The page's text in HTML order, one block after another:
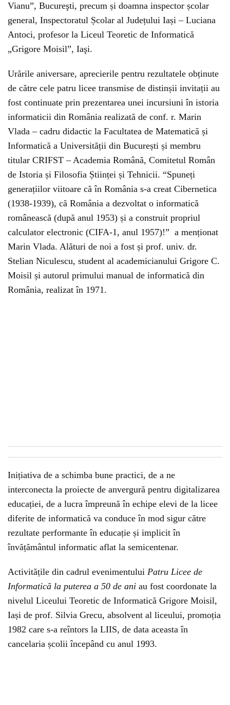
Vianu”, Bucureşti, precum și doamna inspector școlar
general, Inspectoratul Școlar al Județului Iași – Luciana
Antoci, profesor la Liceul Teoretic de Informatică
„Grigore Moisil”, Iaşi.
Urările aniversare, aprecierile pentru rezultatele obținute
de către cele patru licee transmise de distinșii invitații au
fost continuate prin prezentarea unei incursiuni în istoria
informaticii din România realizată de conf. r. Marin
Vlada – cadru didactic la Facultatea de Matematică și
Informatică a Universității din București și membru
titular CRIFST – Academia Română, Comitetul Român
de Istoria și Filosofia Științei și Tehnicii. “Spuneți
generațiilor viitoare că în România s-a creat Cibernetica
(1938-1939), că România a dezvoltat o informatică
românească (după anul 1953) și a construit propriul
calculator electronic (CIFA-1, anul 1957)!” a menționat
Marin Vlada. Alături de noi a fost și prof. univ. dr.
Stelian Niculescu, student al academicianului Grigore C.
Moisil și autorul primului manual de informatică din
România, realizat în 1971.
Inițiativa de a schimba bune practici, de a ne
interconecta la proiecte de anvergură pentru digitalizarea
educației, de a lucra împreună în echipe elevi de la licee
diferite de informatică va conduce în mod sigur către
rezultate performante în educație și implicit în
învățământul informatic aflat la semicentenar.
Activitățile din cadrul evenimentului Patru Licee de
Informatică la puterea a 50 de ani au fost coordonate la
nivelul Liceului Teoretic de Informatică Grigore Moisil,
Iași de prof. Silvia Grecu, absolvent al liceului, promoția
1982 care s-a reîntors la LIIS, de data aceasta în
cancelaria școlii începând cu anul 1993.